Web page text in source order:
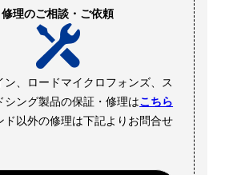
修理のご相談・ご依頼
ン、ロードマイクロフォンズ、ス
シング製品の保証・修理はこちら
以外の修理は下記よりお問合せ